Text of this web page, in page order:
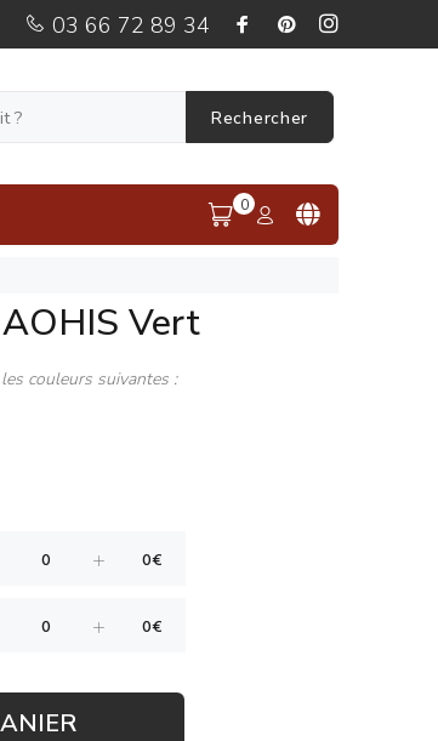
03 66 72 89 34
Rechercher
0
Vert
couleurs suivantes :